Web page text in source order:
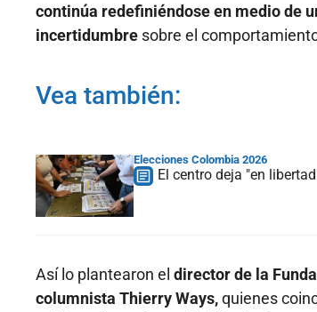
continúa redefiniéndose en medio de
incertidumbre sobre el
Vea también:
Elecciones Colombia 2026
El centro deja "en
Así lo plantearon el director de la
columnista Thierry Ways,quienes